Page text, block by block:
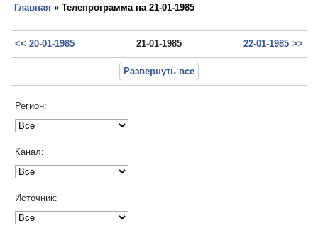
Главная » Телепрограмма на 21-01-1985
<< 20-01-1985 21-01-1985 22-01-1985 >>
Развернуть все
Регион:
Канал:
Источник: